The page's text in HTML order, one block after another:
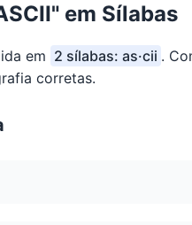
em Sílabas
em 2 sílabas: as·cii .
corretas.